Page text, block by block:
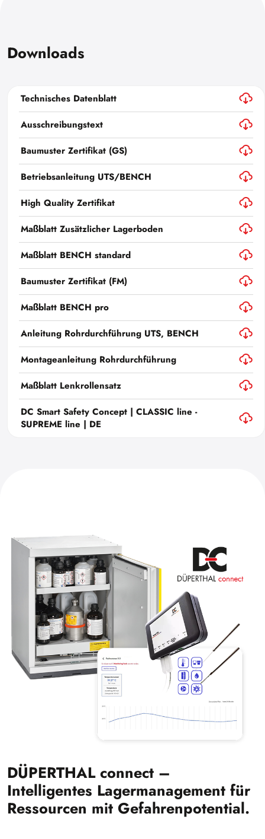
Downloads
Technisches Datenblatt
Ausschreibungstext
Baumuster Zertifikat (GS)
Betriebsanleitung UTS/BENCH
High Quality Zertifikat
Maßblatt Zusätzlicher Lagerboden
Maßblatt BENCH standard
Baumuster Zertifikat (FM)
Maßblatt BENCH pro
Anleitung Rohrdurchführung UTS, BENCH
Montageanleitung Rohrdurchführung
Maßblatt Lenkrollensatz
DC Smart Safety Concept | CLASSIC line -
SUPREME line | DE
DÜPERTHAL connect –
Intelligentes Lagermanagement für
Ressourcen mit Gefahrenpotential.